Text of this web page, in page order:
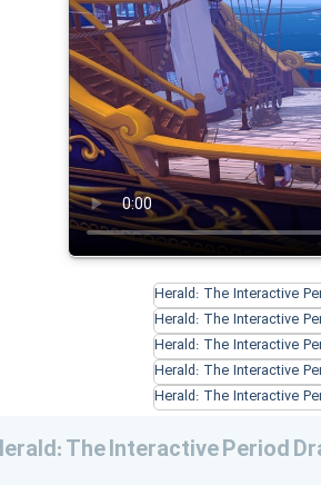
The Interactive Period